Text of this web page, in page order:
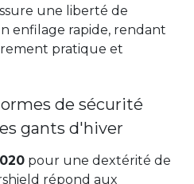
une liberté de
enfilage rapide, rendant
pratique et
de sécurité
gants d'hiver
pour une dextérité de
répond aux